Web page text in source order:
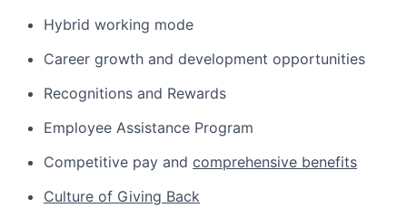
Hybrid working mode
Career growth and development opportunities
Recognitions and Rewards
Employee Assistance Program
Competitive pay and comprehensive benefits
Culture of Giving Back